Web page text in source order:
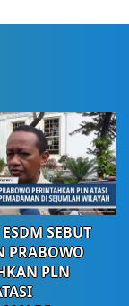
SEBUT
PRABOWO
PLN